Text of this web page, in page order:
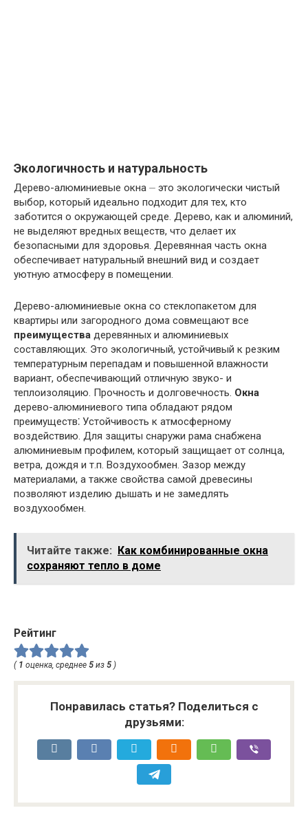
Экологичность и натуральность
Дерево-алюминиевые окна ⏤ это экологически чистый
выбор, который идеально подходит для тех, кто
заботится о окружающей среде. Дерево, как и алюминий,
не выделяют вредных веществ, что делает их
безопасными для здоровья. Деревянная часть окна
обеспечивает натуральный внешний вид и создает
уютную атмосферу в помещении.
Дерево-алюминиевые окна со стеклопакетом для
квартиры или загородного дома совмещают все
преимущества деревянных и алюминиевых
составляющих. Это экологичный, устойчивый к резким
температурным перепадам и повышенной влажности
вариант, обеспечивающий отличную звуко- и
теплоизоляцию. Прочность и долговечность. Окна
дерево-алюминиевого типа обладают рядом
преимуществ⁚ Устойчивость к атмосферному
воздействию. Для защиты снаружи рама снабжена
алюминиевым профилем, который защищает от солнца,
ветра, дождя и т.п. Воздухообмен. Зазор между
материалами, а также свойства самой древесины
позволяют изделию дышать и не замедлять
воздухообмен.
Читайте также: Как комбинированные окна
сохраняют тепло в доме
Рейтинг
( 1 оценка, среднее 5 из 5 )
Понравилась статья? Поделиться с
друзьями: